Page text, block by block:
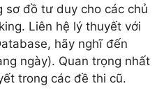
sơ đồ tư duy cho các chủ
Liên hệ lý thuyết với
hãy nghĩ đến
ngày). Quan trọng nhất
trong các đề thi cũ.